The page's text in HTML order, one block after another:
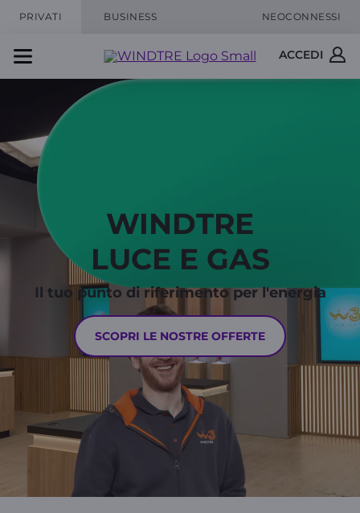
PRIVATI BUSINESS NEOCONNESSI
ACCEDI
WINDTRE
LUCE E GAS
Il tuo punto di riferimento per l'energia
SCOPRI LE NOSTRE OFFERTE